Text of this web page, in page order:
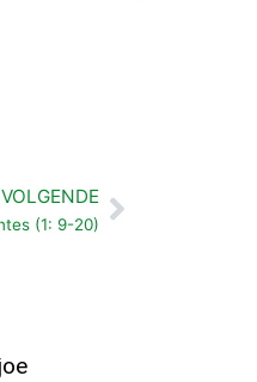
VOLGENDE
(1: 9-20)Volgende